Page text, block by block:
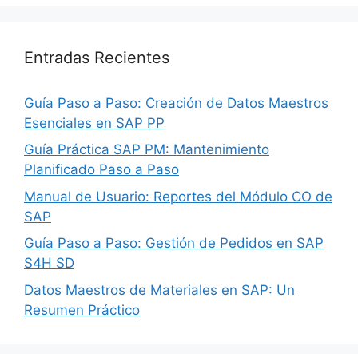
Entradas Recientes
Guía Paso a Paso: Creación de Datos Maestros
Esenciales en SAP PP
Guía Práctica SAP PM: Mantenimiento
Planificado Paso a Paso
Manual de Usuario: Reportes del Módulo CO de
SAP
Guía Paso a Paso: Gestión de Pedidos en SAP
S4H SD
Datos Maestros de Materiales en SAP: Un
Resumen Práctico